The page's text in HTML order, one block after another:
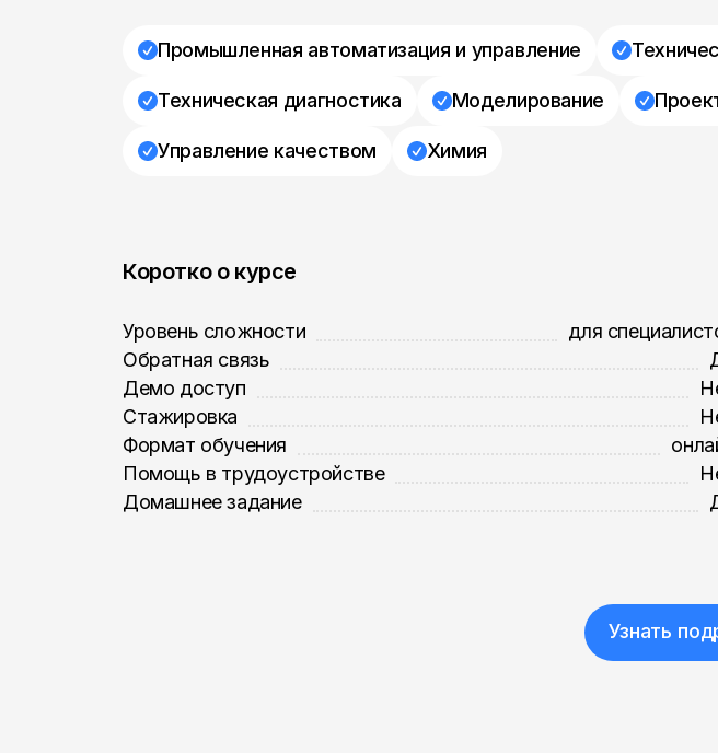
Промышленная автоматизация и управление
Техническая диагностика Моделирование
Управление качеством Химия
Коротко о курсе
Уровень сложности
для
Обратная связь
Демо доступ
Стажировка
Формат обучения
Помощь в трудоустройстве
Домашнее задание
Узнать